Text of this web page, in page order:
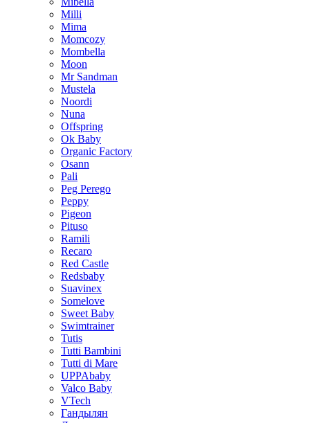
Milli
Mima
Momcozy
Mombella
Moon
Mr Sandman
Mustela
Noordi
Nuna
Offspring
Ok Baby
Organic Factory
Osann
Pali
Peg Perego
Peppy
Pigeon
Pituso
Ramili
Recaro
Red Castle
Redsbaby
Suavinex
Somelove
Sweet Baby
Swimtrainer
Tutis
Tutti Bambini
Tutti di Mare
UPPAbaby
Valco Baby
VTech
Гандылян